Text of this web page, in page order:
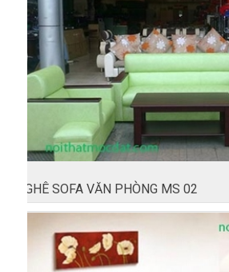
GHÊ SOFA VĂN PHÒNG MS 02